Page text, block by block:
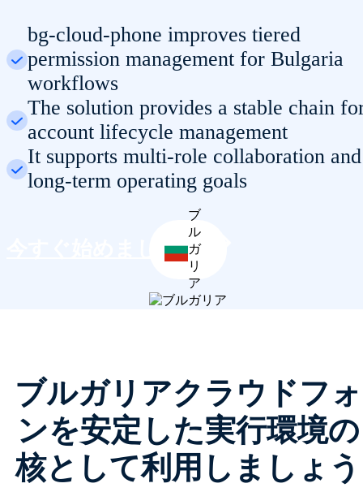
bg-cloud-phone improves tiered
permission management for Bulgaria
workflows
The solution provides a stable chain
account lifecycle management
It supports multi-role collaboration and
long-term operating goals
今すぐ始めましょう
ブ
ル
ガ
リ
ア
ブルガリアクラウドフォ
ンを安定した実行環境の
核として利用しましょう